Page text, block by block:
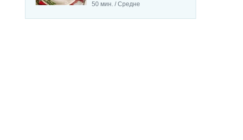
50 мин. / Средне